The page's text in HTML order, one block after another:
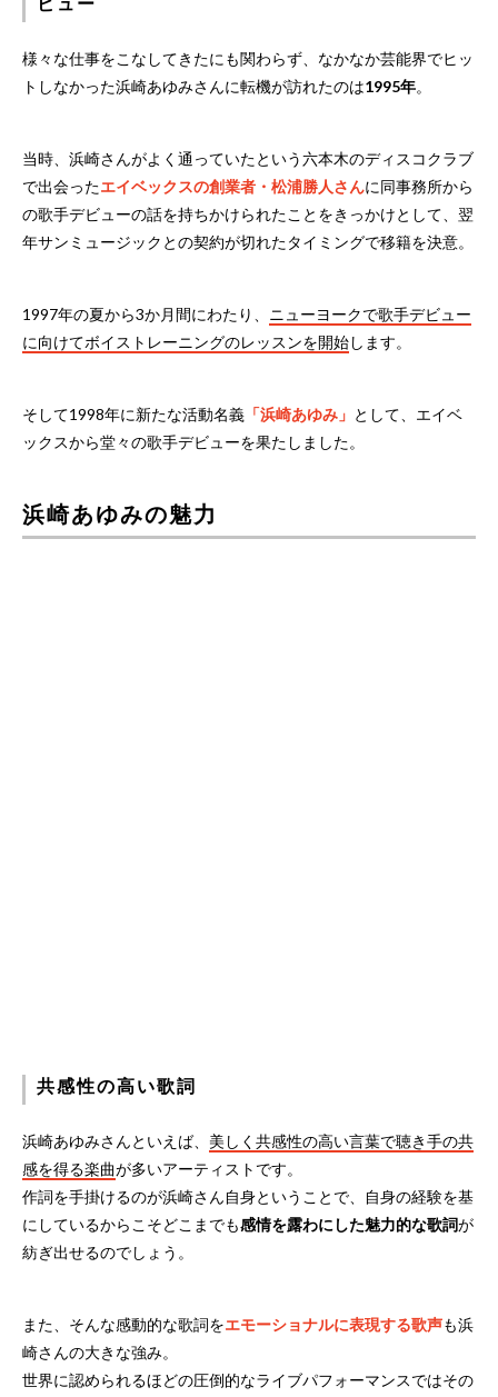
様々な仕事をこなしてきたにも関わらず、なかなか芸能界でヒッ
トしなかった浜崎あゆみさんに転機が訪れたのは1995年。
当時、浜崎さんがよく通っていたという六本木のディスコクラブ
で出会ったエイベックスの創業者・松浦勝人さんに同事務所から
の歌手デビューの話を持ちかけられたことをきっかけとして、翌
年サンミュージックとの契約が切れたタイミングで移籍を決意。
1997年の夏から3か月間にわたり、 ニューヨークで歌手デビュー
に向けてボイストレーニングのレッスンを開始します。
そして1998年に新たな活動名義 「浜崎あゆみ」 として、エイベ
ックスから堂々の歌手デビューを果たしました。
浜崎あゆみの魅力
共感性の高い歌詞
浜崎あゆみさんといえば、 美しく共感性の高い言葉で聴き手の共
感を得る楽曲が多いアーティストです。
作詞を手掛けるのが浜崎さん自身ということで、自身の経験を基
にしているからこそどこまでも感情を露わにした魅力的な歌詞が
紡ぎ出せるのでしょう。
また、そんな感動的な歌詞をエモーショナルに表現する歌声も浜
崎さんの大きな強み。
世界に認められるほどの圧倒的なライブパフォーマンスではその